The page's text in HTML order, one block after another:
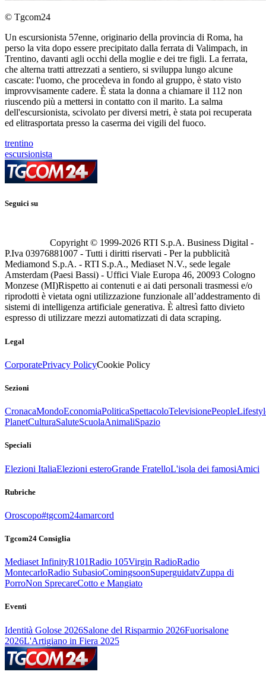
© Tgcom24
Un escursionista 57enne, originario della provincia di Roma, ha
perso la vita dopo essere precipitato dalla ferrata di Valimpach, in
Trentino, davanti agli occhi della moglie e dei tre figli. La ferrata,
che alterna tratti attrezzati a sentiero, si sviluppa lungo alcune
cascate: l'uomo, che procedeva in fondo al gruppo, è stato visto
improvvisamente cadere. È stata la donna a chiamare il 112 non
riuscendo più a mettersi in contatto con il marito. La salma
dell'escursionista, scivolato per diversi metri, è stata poi recuperata
ed elitrasportata presso la caserma dei vigili del fuoco.
trentino
escursionista
Seguici su
Copyright © 1999-2026 RTI S.p.A. Business Digital -
P.Iva 03976881007 - Tutti i diritti riservati - Per la pubblicità
Mediamond S.p.A. - RTI S.p.A., Mediaset N.V., sede legale
Amsterdam (Paesi Bassi) - Uffici Viale Europa 46, 20093 Cologno
Monzese (MI)Rispetto ai contenuti e ai dati personali trasmessi e/o
riprodotti è vietata ogni utilizzazione funzionale all’addestramento di
sistemi di intelligenza artificiale generativa. È altresì fatto divieto
espresso di utilizzare mezzi automatizzati di data scraping.
Legal
CorporatePrivacy PolicyCookie Policy
Sezioni
CronacaMondoEconomiaPoliticaSpettacoloTelevisionePeople
PlanetCulturaSaluteScuolaAnimaliSpazio
Speciali
Elezioni ItaliaElezioni esteroGrande FratelloL'isola dei famosiAmici
Rubriche
Oroscopo#tgcom24amarcord
Tgcom24 Consiglia
Mediaset InfinityR101Radio 105Virgin RadioRadio
MontecarloRadio SubasioComingsoonSuperguidatvZuppa di
PorroNon SprecareCotto e Mangiato
Eventi
Identità Golose 2026Salone del Risparmio 2026Fuorisalone
2026L'Artigiano in Fiera 2025